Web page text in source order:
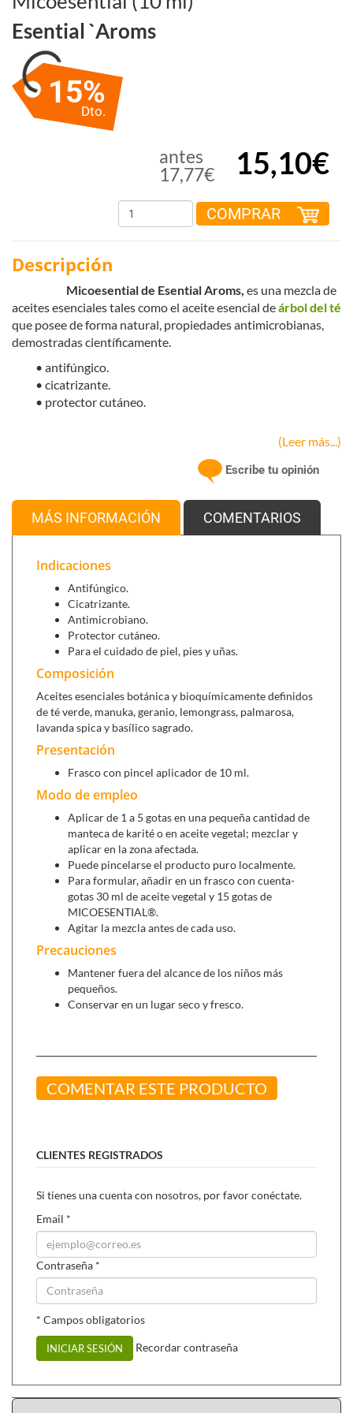
Esential `aroms
15%
Dto.
antes
17,77€
15,10€
COMPRAR
Descripción
Micoesential de Esential Aroms, es una mezcla de
aceites esenciales tales como el aceite esencial deárbol del té
que posee de forma natural, propiedades antimicrobianas,
demostradas científicamente.
• antifúngico.
• cicatrizante.
• protector cutáneo.
Manteca de karité 100% pura (100 g) , para utilizar
natural.
(Leer más...)
Escribe tu opinión
MÁS INFORMACIÓN COMENTARIOS
Indicaciones
Antifúngico.
Cicatrizante.
Antimicrobiano.
Protector cutáneo.
Para el cuidado de piel, pies y uñas.
Composición
Aceites esenciales botánica y bioquímicamente definidos
de té verde, manuka, geranio, lemongrass, palmarosa,
lavanda spica y basílico sagrado.
Presentación
Frasco con pincel aplicador de 10 ml.
Modo de empleo
Aplicar de 1 a 5 gotas en una pequeña cantidad de
manteca de karité o en aceite vegetal; mezclar y
aplicar en la zona afectada.
Puede pincelarse el producto puro localmente.
Para formular, añadir en un frasco con cuenta-
gotas 30 ml de aceite vegetal y 15 gotas de
MICOESENTIAL®.
Agitar la mezcla antes de cada uso.
Precauciones
Mantener fuera del alcance de los niños más
pequeños.
Conservar en un lugar seco y fresco.
COMENTAR ESTE PRODUCTO
CLIENTES REGISTRADOS
Si tienes una cuenta con nosotros, por favor conéctate.
Email *
Contraseña *
* Campos obligatorios
INICIAR SESIÓN Recordar contraseña